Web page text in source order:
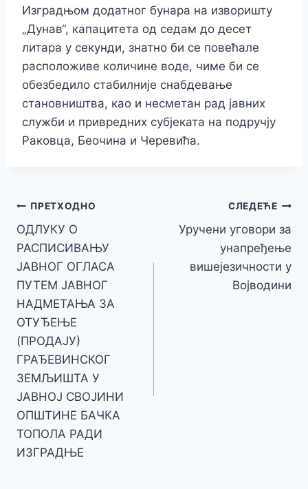
Изградњом додатног бунара на изворишту
„Дунав“, капацитета од седам до десет
литара у секунди, знатно би се повећале
расположиве количине воде, чиме би се
обезбедило стабилније снабдевање
становништва, као и несметан рад јавних
служби и привредних субјеката на подручју
Раковца, Беочина и Черевића.
Кретање
чланка
ПРЕТХОДНО
ОДЛУКУ О
РАСПИСИВАЊУ
ЈАВНОГ ОГЛАСА
ПУТЕМ ЈАВНОГ
НАДМЕТАЊА ЗА
ОТУЂЕЊЕ
(ПРОДАЈУ)
ГРАЂЕВИНСКОГ
ЗЕМЉИШТА У
ЈАВНОЈ СВОЈИНИ
ОПШТИНЕ БАЧКА
ТОПОЛА РАДИ
ИЗГРАДЊЕ
СЛЕДЕЋЕ
Уручени уговори за
унапређење
вишејезичности у
Војводини